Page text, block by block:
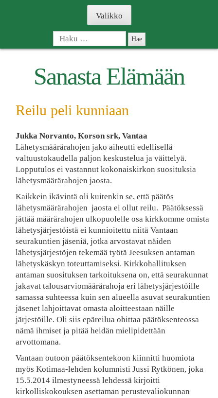
Valikko
Haku:
Sanasta Elämään
Reilu peli kunniaan
Jukka Norvanto, Korson srk, Vantaa
Lähetysmäärärahojen jako aiheutti edellisellä
valtuustokaudella paljon keskustelua ja väittelyä.
Lopputulos ei vastannut kokonaiskirkon suosituksia
lähetysmäärärahojen jaosta.
Kaikkein ikävintä oli kuitenkin se, että päätös
lähetysmäärärahojen jaosta ei ollut reilu. Päätöksessä
jättää määrärahojen ulkopuolelle osa kirkkomme omista
lähetysjärjestöistä ei kunnioitettu niitä Vantaan
seurakuntien jäseniä, jotka arvostavat näiden
lähetysjärjestöjen tekemää työtä Jeesuksen antaman
lähetyskäskyn toteuttamiseksi. Kirkkohallituksen
antaman suosituksen tarkoituksena on, että seurakunnat
jakavat talousarviomäärärahoja eri lähetysjärjestöille
samassa suhteessa kuin sen alueella asuvat seurakuntien
jäsenet lahjoittavat omasta aloitteestaan näille
järjestöille. Oli siis epäreilua ohittaa päätöksenteossa
nämä ihmiset ja pitää heidän mielipidettään
arvottomana.
Vantaan outoon päätöksentekoon kiinnitti huomiota
myös Kotimaa-lehden kolumnisti Jussi Rytkönen, joka
15.5.2014 ilmestyneessä lehdessä kirjoitti
kirkolliskokouksen asettaman perustevaliokunnan